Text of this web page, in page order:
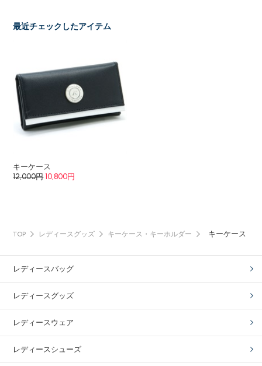
最近チェックしたアイテム
キーケース
12,000円 10,800円
TOP レディースグッズ キーケース・キーホルダー キーケース
レディースバッグ
レディースグッズ
レディースウェア
レディースシューズ